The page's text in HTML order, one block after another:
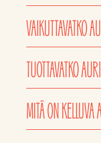
VAIKUTTAVATKO
TUOTTAVATKO
MITÄ ON KELLUVA